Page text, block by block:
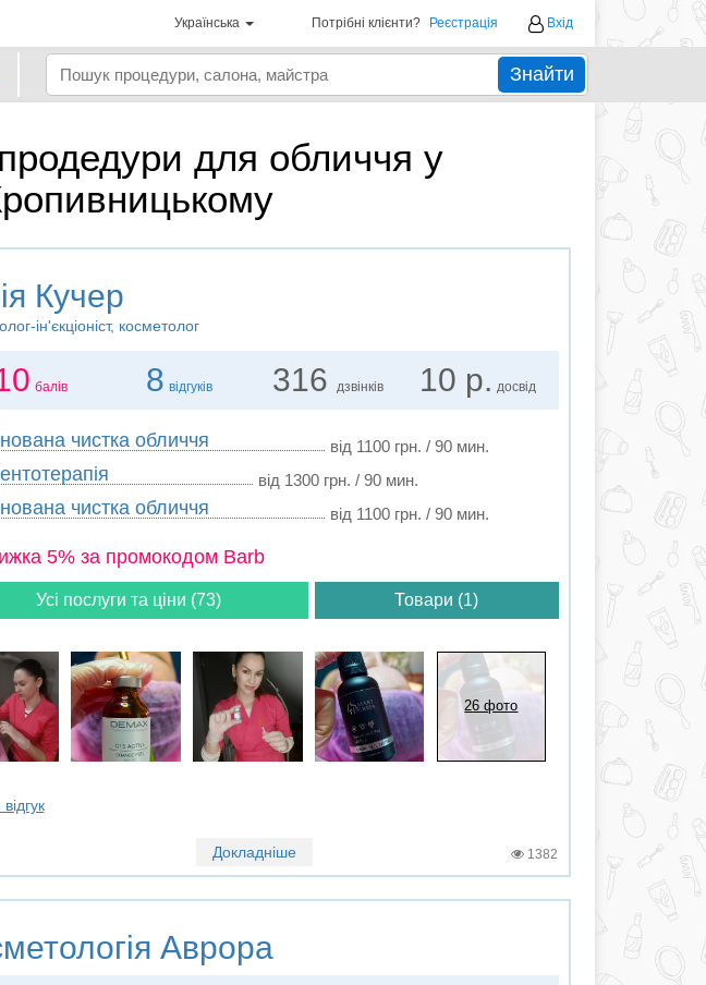
Українська Потрібні клієнти? Реєстрація Вхід
Знайти
для обличчя у
Кучер
ін'єкціоніст, косметолог
балів 8 відгуків 316 дзвінків 10 р. досвід
чистка обличчя від 1100 грн. / 90 мин.
від 1300 грн. / 90 мин.
чистка обличчя від 1100 грн. / 90 мин.
5% за промокодом Barb
Усі послуги та ціни (73) Товари (1)
26 фото
Докладніше 1382
Аврора